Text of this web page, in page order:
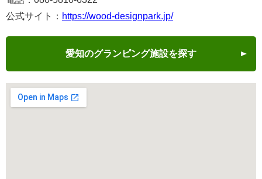
公式サイト： https://wood-designpark.jp/
愛知のグランピング施設を探す